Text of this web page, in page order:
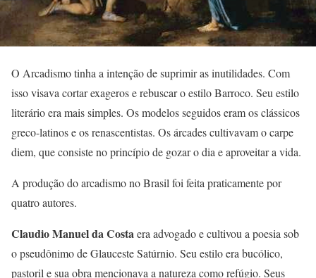
O Arcadismo tinha a intenção de suprimir as inutilidades. Com
isso visava cortar exageros e rebuscar o estilo Barroco. Seu estilo
literário era mais simples. Os modelos seguidos eram os clássicos
greco-latinos e os renascentistas. Os árcades cultivavam o carpe
diem, que consiste no princípio de gozar o dia e aproveitar a vida.
A produção do arcadismo no Brasil foi feita praticamente por
quatro autores.
Claudio Manuel da Costa era advogado e cultivou a poesia sob
o pseudônimo de Glauceste Satúrnio. Seu estilo era bucólico,
pastoril e sua obra mencionava a natureza como refúgio. Seus